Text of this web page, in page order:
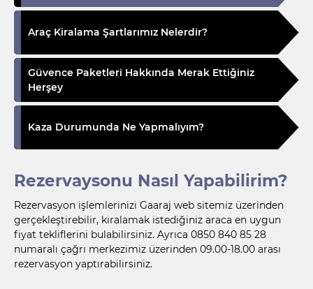
Araç Kiralama Şartlarımız Nelerdir?
Güvence Paketleri Hakkında Merak Ettiğiniz
Herşey
Kaza Durumunda Ne Yapmalıyım?
Rezervaysonu Nasıl Yapabilirim?
Rezervasyon işlemlerinizi Gaaraj web sitemiz üzerinden
gerçekleştirebilir, kiralamak istediğiniz araca en uygun
fiyat tekliflerini bulabilirsiniz. Ayrıca 0850 840 85 28
numaralı çağrı merkezimiz üzerinden 09.00-18.00 arası
rezervasyon yaptırabilirsiniz.